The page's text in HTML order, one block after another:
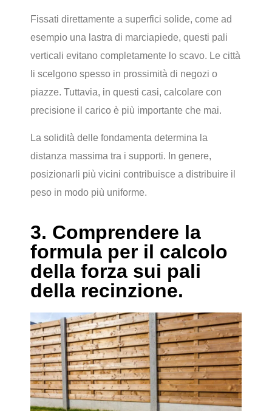
Fissati direttamente a superfici solide, come ad
esempio una lastra di marciapiede, questi pali
verticali evitano completamente lo scavo. Le città
li scelgono spesso in prossimità di negozi o
piazze. Tuttavia, in questi casi, calcolare con
precisione il carico è più importante che mai.
La solidità delle fondamenta determina la
distanza massima tra i supporti. In genere,
posizionarli più vicini contribuisce a distribuire il
peso in modo più uniforme.
3. Comprendere la
formula per il calcolo
della forza sui pali
della recinzione.